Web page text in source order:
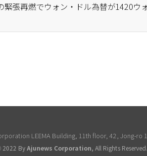
緊張再燃でウォン・ドル為替が1420ウ
LEEMA Building, 11th floor, 42, Jong-ro
ByAjunews Corporation, All Rights Reserved.